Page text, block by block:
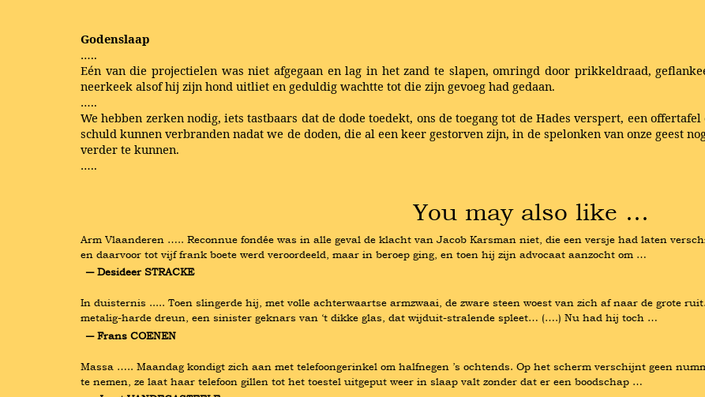
Godenslaap
…..
Eén van die projectielen was niet afgegaan en lag in het zand te slapen, omringd door prikkeldraad,
neerkeek alsof hij zijn hond uitliet en geduldig wachtte tot die zijn gevoeg had gedaan.
…..
We hebben zerken nodig, iets tastbaars dat de dode toedekt, ons de toegang tot de Hades verspert, een
schuld kunnen verbranden nadat we de doden, die al een keer gestorven zijn, in de spelonken van onze geest
verder te kunnen.
…..
You may also like …
Arm Vlaanderen ….. Reconnue fondée was in alle geval de klacht van Jacob Karsman niet, die een versje had laten
en daarvoor tot vijf frank boete werd veroordeeld, maar in beroep ging, en toen hij zijn advocaat aanzocht om …
― Desideer STRACKE
In duisternis ..... Toen slingerde hij, met volle achterwaartse armzwaai, de zware steen woest van zich af naar de grote
metalig-harde dreun, een sinister geknars van ‘t dikke glas, dat wijduit-stralende spleet… (….) Nu had hij toch …
― Frans COENEN
Massa ….. Maandag kondigt zich aan met telefoongerinkel om halfnegen ’s ochtends. Op het scherm verschijnt geen
te nemen, ze laat haar telefoon gillen tot het toestel uitgeput weer in slaap valt zonder dat er een boodschap …